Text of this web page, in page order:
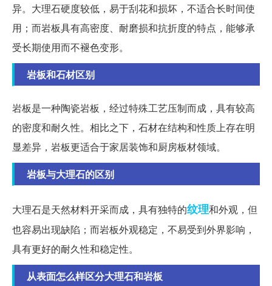
异。大理石硬度较低，易于刮花和损坏，不适合长时间使
用；而岩板具有高密度、耐磨损和抗折度的特点，能够承
受长期使用而不褪色变形。
岩板和石材区别
岩板是一种陶瓷岩板，经过特殊工艺压制而成，具有较高
的密度和耐久性。相比之下，石材在结构和性质上存在明
显差异，岩板更适合于家居装饰和厨房板材领域。
岩板与大理石的区别
大理石是天然材料开采而成，具有独特的纹理和外观，但
也容易出现缺陷；而岩板外观稳定，不易受到外界影响，
具有更好的耐久性和稳定性。
从表面怎么样区分大理石和岩板